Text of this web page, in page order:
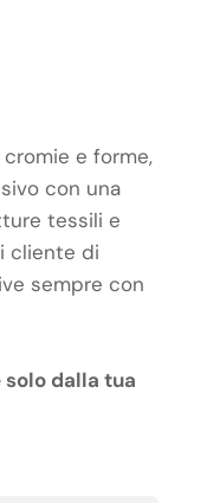
e forme,
con una
tessili e
cliente di
sempre con
dalla tua